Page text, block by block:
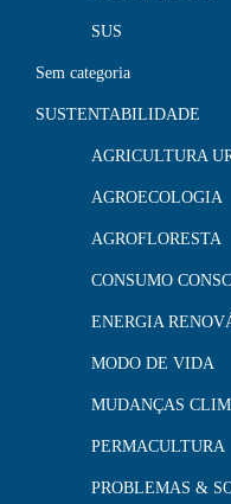
SUS
Sem categoria
SUSTENTABILIDADE
AGRICULTURA
AGROECOLOGIA
AGROFLORESTA
CONSUMO
ENERGIA
MODO DE VIDA
MUDANÇAS
PERMACULTURA
PROBLEMAS &